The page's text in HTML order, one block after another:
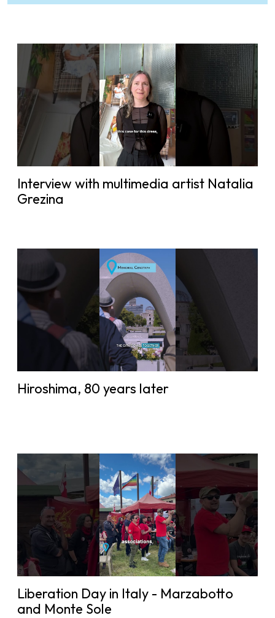
Interview with multimedia artist Natalia
Grezina
Hiroshima, 80 years later
Liberation Day in Italy - Marzabotto
and Monte Sole